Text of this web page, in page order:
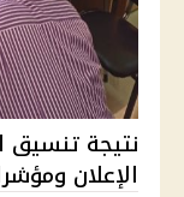
الإعلان